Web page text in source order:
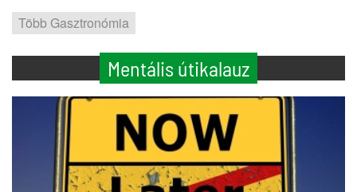
Több Gasztronómia
Mentális útikalauz